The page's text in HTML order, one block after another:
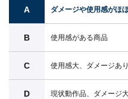
A ダメージや使用感がほ
B 使用感がある商品
C 使用感大、ダメージあり
D 現状動作品、ダメージ